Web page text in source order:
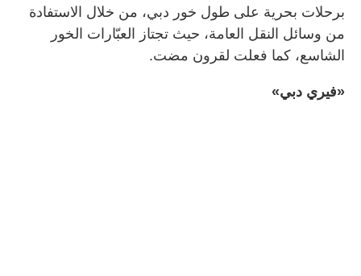
برحلات بحرية على طول خور دبي، من خلال الاستفادة
من وسائل النقل العامة، حيث تجتاز العبّارات الخور
الشاسع، كما فعلت لقرون مضت.
«فيري دبي»